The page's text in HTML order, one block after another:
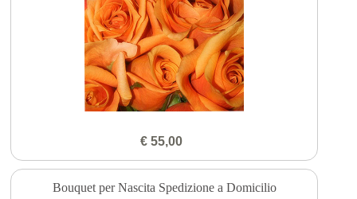
€ 55,00
Bouquet per Nascita Spedizione a Domicilio